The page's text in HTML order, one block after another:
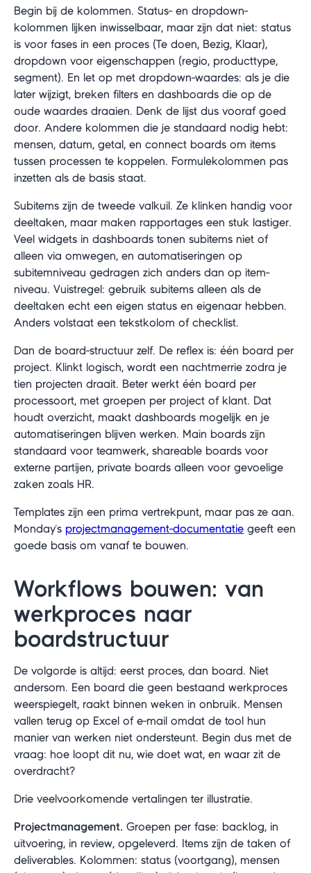
Begin bij de kolommen. Status- en dropdown-
kolommen lijken inwisselbaar, maar zijn dat niet: status
is voor fases in een proces (Te doen, Bezig, Klaar),
dropdown voor eigenschappen (regio, producttype,
segment). En let op met dropdown-waardes: als je die
later wijzigt, breken filters en dashboards die op de
oude waardes draaien. Denk de lijst dus vooraf goed
door. Andere kolommen die je standaard nodig hebt:
mensen, datum, getal, en connect boards om items
tussen processen te koppelen. Formulekolommen pas
inzetten als de basis staat.
Subitems zijn de tweede valkuil. Ze klinken handig voor
deeltaken, maar maken rapportages een stuk lastiger.
Veel widgets in dashboards tonen subitems niet of
alleen via omwegen, en automatiseringen op
subitemniveau gedragen zich anders dan op item-
niveau. Vuistregel: gebruik subitems alleen als de
deeltaken echt een eigen status en eigenaar hebben.
Anders volstaat een tekstkolom of checklist.
Dan de board-structuur zelf. De reflex is: één board per
project. Klinkt logisch, wordt een nachtmerrie zodra je
tien projecten draait. Beter werkt één board per
processoort, met groepen per project of klant. Dat
houdt overzicht, maakt dashboards mogelijk en je
automatiseringen blijven werken. Main boards zijn
standaard voor teamwerk, shareable boards voor
externe partijen, private boards alleen voor gevoelige
zaken zoals HR.
Templates zijn een prima vertrekpunt, maar pas ze aan.
Monday's projectmanagement-documentatie geeft een
goede basis om vanaf te bouwen.
Workflows bouwen: van
werkproces naar
boardstructuur
De volgorde is altijd: eerst proces, dan board. Niet
andersom. Een board die geen bestaand werkproces
weerspiegelt, raakt binnen weken in onbruik. Mensen
vallen terug op Excel of e-mail omdat de tool hun
manier van werken niet ondersteunt. Begin dus met de
vraag: hoe loopt dit nu, wie doet wat, en waar zit de
overdracht?
Drie veelvoorkomende vertalingen ter illustratie.
Projectmanagement. Groepen per fase: backlog, in
uitvoering, in review, opgeleverd. Items zijn de taken of
deliverables. Kolommen: status (voortgang), mensen